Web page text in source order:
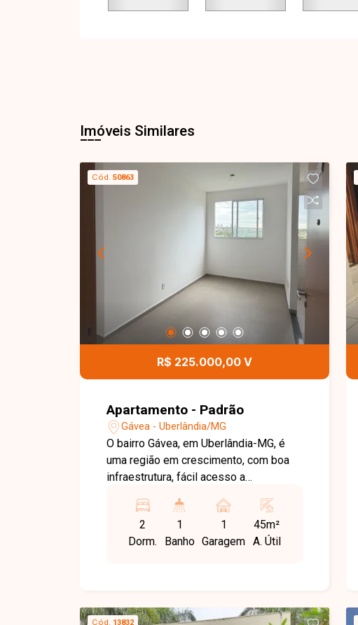
Imóveis Similares
Cód. 50863
R$ 225.000,00 V
Apartamento - Padrão
Gávea - Uberlândia/MG
O bairro Gávea, em Uberlândia-MG, é
uma região em crescimento, com boa
infraestrutura, fácil acesso a
proximidade com comércios e
serviços. Apartamento composto por
sala integrada à cozinha, 2 quartos,
O condomínio dispõe de elevador,
2
Dorm.
1
Banho
1
Garagem
45m²
A. Útil
Cód. 13832